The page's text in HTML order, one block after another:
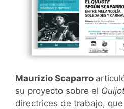
Maurizio Scaparro
su proyecto sobre el
directrices de trabajo,